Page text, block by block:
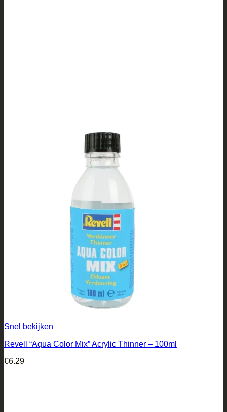
Snel bekijken
Revell “Aqua Color Mix” Acrylic Thinner – 100ml
€6.29